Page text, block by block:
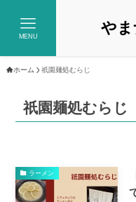
や
MENU
ホーム 祇園麺処むらじ
祇園麺処むらじ
ラーメン